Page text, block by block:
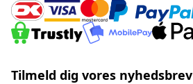
Tilmeld dig vores nyhedsbrev